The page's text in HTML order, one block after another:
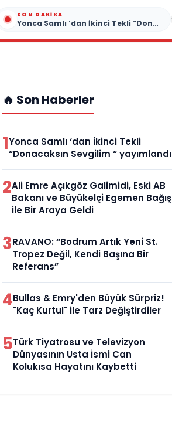
SON DAKIKA
Yonca Samlı ‘dan İkinci Tekli “Donacaksın Sevgilim “ yayımlandı
🔥 Son Haberler
1Yonca Samlı ‘dan İkinci Tekli
“Donacaksın Sevgilim “ yayımlandı
2Ali Emre Açıkgöz Galimidi, Eski AB
Bakanı ve Büyükelçi Egemen Bağış
ile Bir Araya Geldi
3RAVANO: “Bodrum Artık Yeni St.
Tropez Değil, Kendi Başına Bir
Referans”
4Bullas & Emry'den Büyük Sürpriz!
"Kaç Kurtul" ile Tarz Değiştirdiler
5Türk Tiyatrosu ve Televizyon
Dünyasının Usta İsmi Can
Kolukısa Hayatını Kaybetti